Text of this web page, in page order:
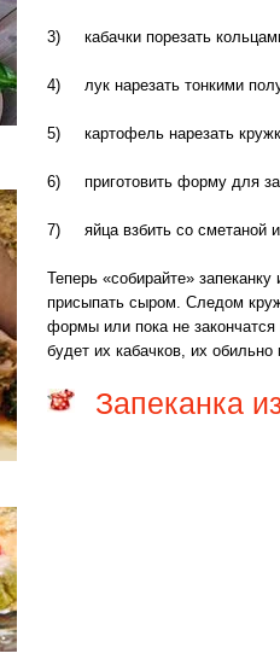
3) кабачки порезать
4) лук нарезать тонкими
5) картофель нарезать
6) приготовить форму для
7) яйца взбить со сметаной
Теперь «собирайте»
присыпать сыром. Следом
формы или пока не
будет их кабачков, их
Запеканка